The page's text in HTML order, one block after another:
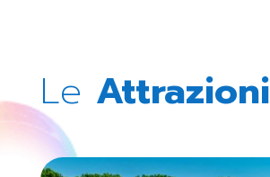
Le Attrazioni